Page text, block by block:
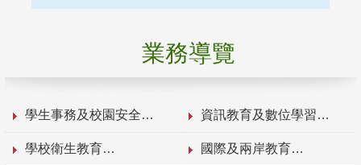
業務導覽
學生事務及校園安全 資訊教育及數位學習
學校衛生教育 國際及兩岸教育